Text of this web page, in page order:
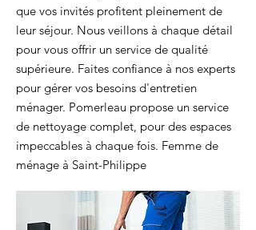
que vos invités profitent pleinement de
leur séjour. Nous veillons à chaque détail
pour vous offrir un service de qualité
supérieure. Faites confiance à nos experts
pour gérer vos besoins d'entretien
ménager. Pomerleau propose un service
de nettoyage complet, pour des espaces
impeccables à chaque fois. Femme de
ménage à Saint-Philippe